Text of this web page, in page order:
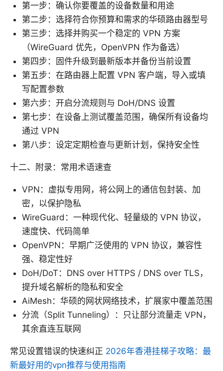
第一步：确认你要覆盖的设备数量和用途
第二步：选择符合你预算和需求的华硕路由器型号
第三步：选择并购买一个稳定的 VPN 方案
（WireGuard 优先，OpenVPN 作为备选）
第四步：固件升级到最新版本并备份当前设置
第五步：在路由器上配置 VPN 客户端，导入或填
写配置参数
第六步：开启分流规则与 DoH/DNS 设置
第七步：在设备上测试覆盖范围，确保所有设备均
通过 VPN
第八步：设定定期检查与更新计划，保持安全性
十二、附录：常用术语速查
VPN：虚拟专用网，将公网上的通信包封装、加
密，以保护隐私
WireGuard：一种现代化、轻量级的 VPN 协议，
速度快、代码简单
OpenVPN：早期广泛使用的 VPN 协议，兼容性
强、稳定性好
DoH/DoT：DNS over HTTPS / DNS over TLS，
提升域名解析的隐私和安全
AiMesh：华硕的网状网络技术，扩展家中覆盖范围
分流（Split Tunneling）：只让部分流量走 VPN，
其余直连互联网
常见设置错误的快速纠正 2026年香港挂梯子攻略：最
新最好用的vpn推荐与使用指南